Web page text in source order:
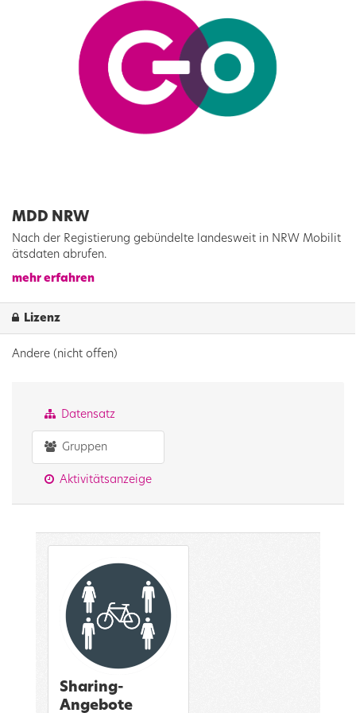
MDD NRW
Nach der Registierung gebündelte landesweit in NRW Mobilit
ätsdaten abrufen.
mehr erfahren
Lizenz
Andere (nicht offen)
Datensatz
Gruppen
Aktivitätsanzeige
Sharing-
Angebote